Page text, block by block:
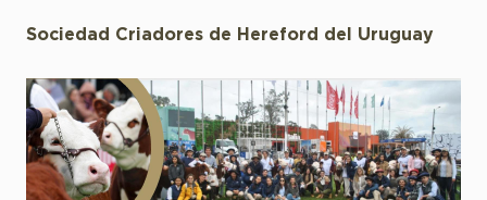
Sociedad Criadores de Hereford del Uruguay